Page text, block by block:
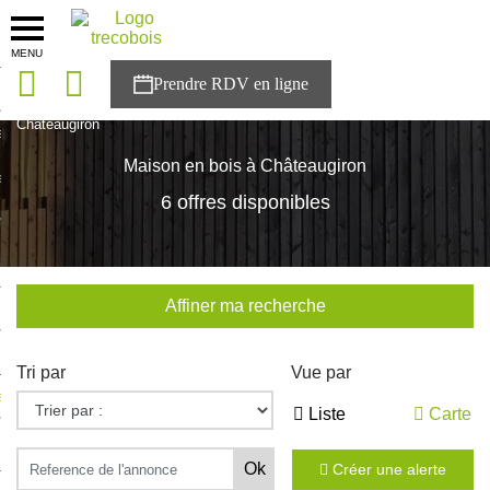
MENU
solutions
Trecobois
à NESTOR
Châteaugiron
Maison en bois à Châteaugiron
6 offres disponibles
Affiner ma recherche
Tri par Vue par
Liste Carte
Créer une alerte